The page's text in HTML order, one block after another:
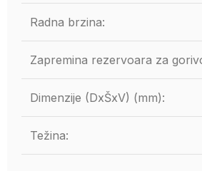
Radna brzina:
Zapremina rezervoara za
Dimenzije (DxŠxV) (mm):
Težina: